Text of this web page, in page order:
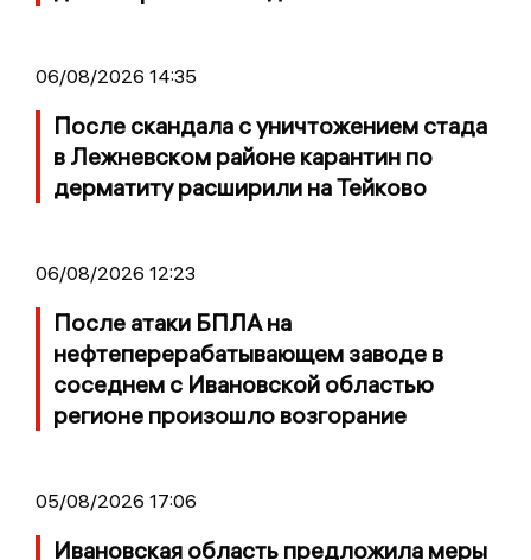
06/08/2026 14:35
После скандала с уничтожением стада
в Лежневском районе карантин по
дерматиту расширили на Тейково
06/08/2026 12:23
После атаки БПЛА на
нефтеперерабатывающем заводе в
соседнем с Ивановской областью
регионе произошло возгорание
05/08/2026 17:06
Ивановская область предложила меры